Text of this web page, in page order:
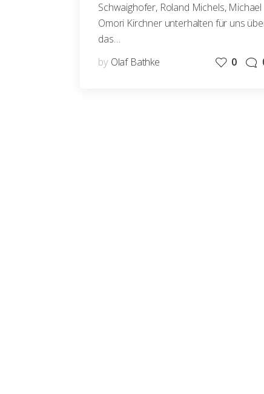
Schwaighofer, Roland Michels, Michael
Omori Kirchner unterhalten für uns
das…
by Olaf Bathke 0